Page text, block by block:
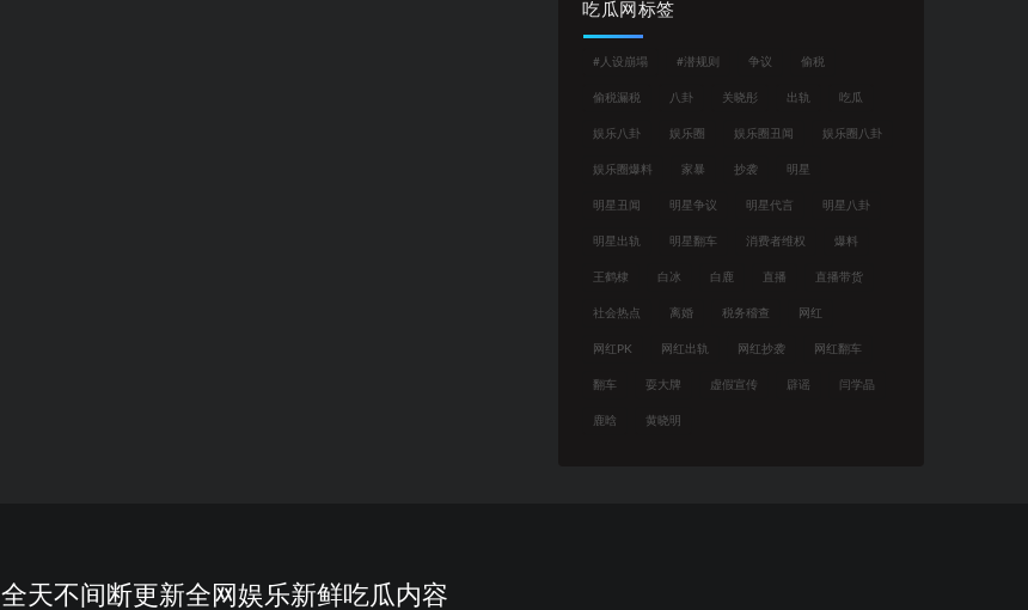
吃瓜网标签
#人设崩塌 #潜规则 争议 偷税
偷税漏税 八卦 关晓彤 出轨 吃瓜
娱乐八卦 娱乐圈 娱乐圈丑闻 娱乐圈八卦
娱乐圈爆料 家暴 抄袭 明星
明星丑闻 明星争议 明星代言 明星八卦
明星出轨 明星翻车 消费者维权 爆料
王鹤棣 白冰 白鹿 直播 直播带货
社会热点 离婚 税务稽查 网红
网红PK 网红出轨 网红抄袭 网红翻车
翻车 耍大牌 虚假宣传 辟谣 闫学晶
鹿晗 黄晓明
全天不间断更新全网娱乐新鲜吃瓜内容